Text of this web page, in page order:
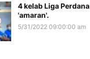
4 kelab Liga
'amaran'.
5/31/2022 09:00:00 am